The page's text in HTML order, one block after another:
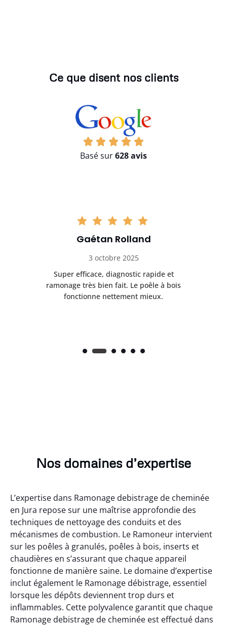
Ce que disent nos clients
Basé sur628 avis
Gaétan Rolland
3 octobre 2025
Super efficace, diagnostic rapide et
ramonage très bien fait. Le poêle à bois
fonctionne nettement mieux.
Nos domaines d’expertise
L’expertise dans Ramonage debistrage de cheminée
en Jura repose sur une maîtrise approfondie des
techniques de nettoyage des conduits et des
mécanismes de combustion. Le Ramoneur intervient
sur les poêles à granulés, poêles à bois, inserts et
chaudières en s’assurant que chaque appareil
fonctionne de manière saine. Le domaine d’expertise
inclut également le Ramonage débistrage, essentiel
lorsque les dépôts deviennent trop durs et
inflammables. Cette polyvalence garantit que chaque
Ramonage debistrage de cheminée est effectué dans